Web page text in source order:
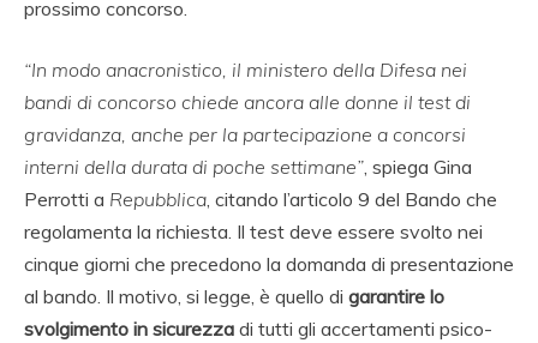
prossimo concorso.
“In modo anacronistico, il ministero della Difesa nei
bandi di concorso chiede ancora alle donne il test di
gravidanza, anche per la partecipazione a concorsi
interni della durata di poche settimane”, spiega Gina
Perrotti a Repubblica, citando l’articolo 9 del Bando che
regolamenta la richiesta. Il test deve essere svolto nei
cinque giorni che precedono la domanda di presentazione
al bando. Il motivo, si legge, è quello di garantire lo
svolgimento in sicurezza di tutti gli accertamenti psico-